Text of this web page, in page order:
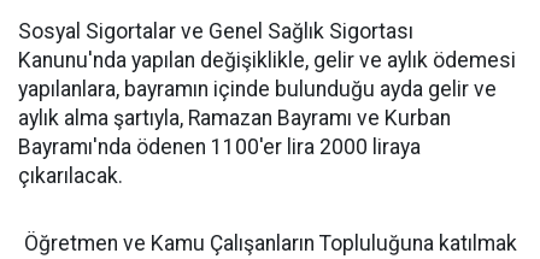
Sosyal Sigortalar ve Genel Sağlık Sigortası
Kanunu'nda yapılan değişiklikle, gelir ve aylık ödemesi
yapılanlara, bayramın içinde bulunduğu ayda gelir ve
aylık alma şartıyla, Ramazan Bayramı ve Kurban
Bayramı'nda ödenen 1100'er lira 2000 liraya
çıkarılacak.
Öğretmen ve Kamu Çalışanların Topluluğuna katılmak